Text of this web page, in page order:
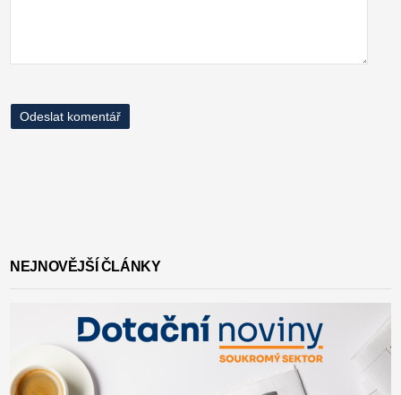
NEJNOVĚJŠÍ ČLÁNKY